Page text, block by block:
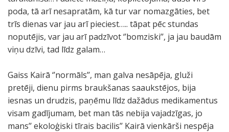
poda, tā arī nesapratām, kā tur var nomazgāties, bet
trīs dienas var jau arī pieciest….. tāpat pēc stundas
noputējis, var jau arī padzīvot ‘’bomziski’’, ja jau baudām
viņu dzīvi, tad līdz galam…
Gaiss Kairā ‘’normāls’’, man galva nesāpēja, gluži
pretēji, dienu pirms braukšanas saaukstējos, bija
iesnas un drudzis, paņēmu līdz dažādus medikamentus
visam gadījumam, bet man tās nebija vajadzīgas, jo
mans’’ ekoloģiski tīrais bacilis’’ Kairā vienkārši nespēja